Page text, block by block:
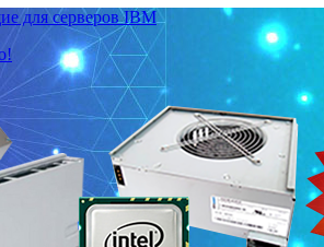
для серверов IBM